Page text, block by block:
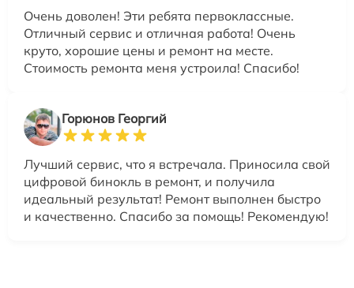
Очень доволен! Эти ребята первоклассные.
Отличный сервис и отличная работа! Очень
круто, хорошие цены и ремонт на месте.
Стоимость ремонта меня устроила! Спасибо!
Горюнов Георгий
Лучший сервис, что я встречала. Приносила свой
цифровой бинокль в ремонт, и получила
идеальный результат! Ремонт выполнен быстро
и качественно. Спасибо за помощь! Рекомендую!